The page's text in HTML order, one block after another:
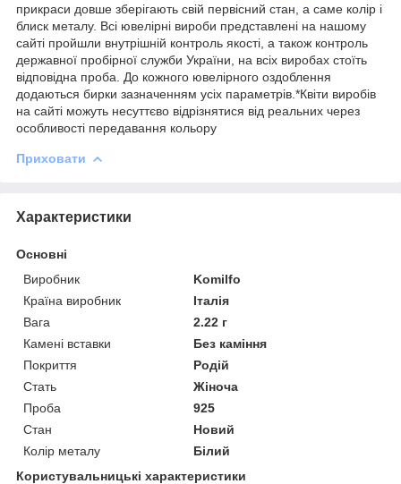
прикраси довше зберігають свій первісний стан, а саме колір і
блиск металу. Всі ювелірні вироби представлені на нашому
сайті пройшли внутрішній контроль якості, а також контроль
державної пробірної служби України, на всіх виробах стоїть
відповідна проба. До кожного ювелірного оздоблення
додаються бирки зазначенням усіх параметрів.*Квіти виробів
на сайті можуть несуттєво відрізнятися від реальних через
особливості передавання кольору
Приховати
Характеристики
Основні
Виробник
Komilfo
Країна виробник
Італія
Вага
2.22 г
Камені вставки
Без каміння
Покриття
Родій
Стать
Жіноча
Проба
925
Стан
Новий
Колір металу
Білий
Користувальницькі характеристики